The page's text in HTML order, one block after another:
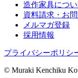
造作家具につ
資料請求・お
メルマガ登録
採用情報
プライバシーポリシ
© Muraki Kenchiku